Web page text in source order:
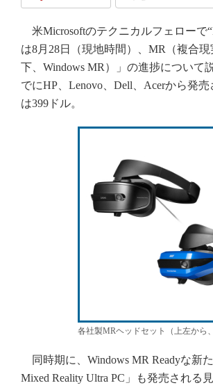
米Microsoftのテクニカルフェローで
は8月28日（現地時間）、MR（複合
下、Windows MR）」の進捗について
でにHP、Lenovo、Dell、Acerから発
は399ドル。
各社製MRヘッドセット（上左から
同時期に、Windows MR Readyな新
Mixed Reality Ultra PC」も発売される